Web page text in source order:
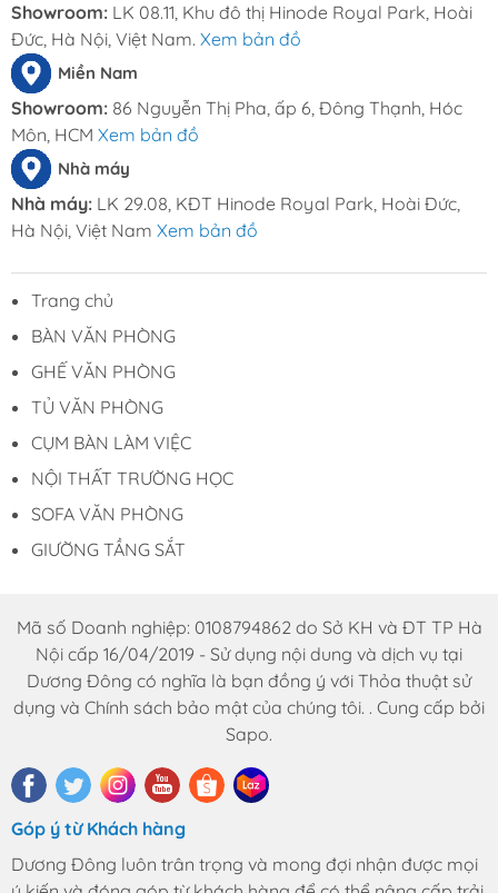
Showroom: LK 08.11, Khu đô thị Hinode Royal Park, Hoài
Đức, Hà Nội, Việt Nam. Xem bản đồ
Miền Nam
Showroom: 86 Nguyễn Thị Pha, ấp 6, Đông Thạnh, Hóc
Môn, HCM Xem bản đồ
Nhà máy
Nhà máy: LK 29.08, KĐT Hinode Royal Park, Hoài Đức,
Hà Nội, Việt Nam Xem bản đồ
Trang chủ
BÀN VĂN PHÒNG
GHẾ VĂN PHÒNG
TỦ VĂN PHÒNG
CỤM BÀN LÀM VIỆC
NỘI THẤT TRƯỜNG HỌC
SOFA VĂN PHÒNG
GIƯỜNG TẦNG SẮT
Mã số Doanh nghiệp: 0108794862 do Sở KH và ĐT TP Hà
Nội cấp 16/04/2019 - Sử dụng nội dung và dịch vụ tại
Dương Đông có nghĩa là bạn đồng ý với Thỏa thuật sử
dụng và Chính sách bảo mật của chúng tôi. . Cung cấp bởi
Sapo.
Góp ý từ Khách hàng
Dương Đông luôn trân trọng và mong đợi nhận được mọi